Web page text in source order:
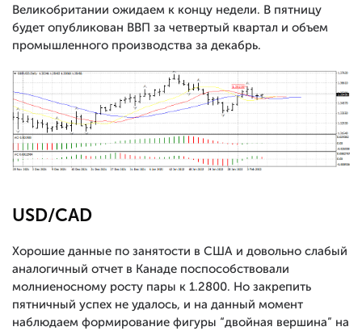
Великобритании ожидаем к концу недели. В пятницу
будет опубликован ВВП за четвертый квартал и объем
промышленного производства за декабрь.
USD/CAD
Хорошие данные по занятости в США и довольно слабый
аналогичный отчет в Канаде поспособствовали
молниеносному росту пары к 1.2800. Но закрепить
пятничный успех не удалось, и на данный момент
наблюдаем формирование фигуры “двойная вершина” на